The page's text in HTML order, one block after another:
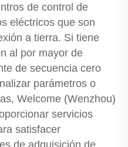
de control de
eléctricos que son
a tierra. Si tiene
al por mayor de
de secuencia cero
parámetros o
Welcome (Wenzhou)
servicios
satisfacer
de adquisición de